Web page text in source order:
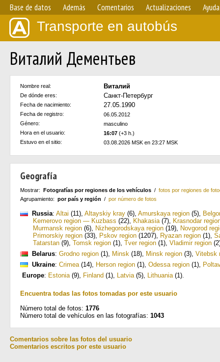
Base de datos Además Comentarios Actualizaciones Ayuda
Transporte en autobús
Виталий Дементьев
Nombre real: Виталий
De dónde eres: Санкт-Петербург
Fecha de nacimiento: 27.05.1990
Fecha de registro:
06.05.2012
Género:
masculino
Hora en el usuario:
16:07 (+3 h.)
Estuvo en el sitio:
03.08.2026 MSK en 23:27 MSK
Geografía
Mostrar: Fotografías por regiones de los vehículos / fotos por regiones de
Agrupamiento: por país y región / por número de fotos
Russia: Altai (11), Altayskiy kray (6), Amurskaya region (5),
Kemerovo region — Kuzbass (22), Khakasia(7), Krasnodar
Murmansk region (6), Nizhegorodskaya region (19), Novgorod
Primorskiy region (33), Pskov region (1207), Ryazan region (1),
Tatarstan (9), Tomsk region (1), Tver region (1), Vladimir region
Belarus: Grodno region (1), Minsk (18), Minsk region (3), Vitebsk
Ukraine: Crimea(14), Herson region (1), Odessa region (1),
Europe: Estonia(9), Finland (1), Latvia(5), Lithuania(1).
Encuentra todas las fotos tomadas por este usuario
Número total de fotos: 1776
Número total de vehículos en las fotografías: 1043
Comentarios sobre las fotos del usuario
Comentarios escritos por este usuario